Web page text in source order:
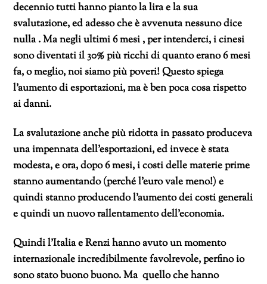
decennio tutti hanno pianto la lira e la sua
svalutazione, ed adesso che è avvenuta nessuno dice
nulla . Ma negli ultimi 6 mesi , per intenderci, i cinesi
sono diventati il 30% più ricchi di quanto erano 6 mesi
fa, o meglio, noi siamo più poveri! Questo spiega
l’aumento di esportazioni, ma è ben poca cosa rispetto
ai danni.
La svalutazione anche più ridotta in passato produceva
una impennata dell’esportazioni, ed invece è stata
modesta, e ora, dopo 6 mesi, i costi delle materie prime
stanno aumentando (perché l’euro vale meno!) e
quindi stanno producendo l’aumento dei costi generali
e quindi un nuovo rallentamento dell’economia.
Quindi l’Italia e Renzi hanno avuto un momento
internazionale incredibilmente favolrevole, perfino io
sono stato buono buono. Ma quello che hanno